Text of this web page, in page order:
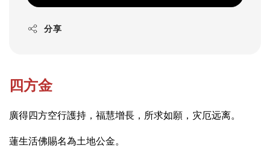
分享
四方金
廣得四方空行護持，福慧增長，所求如願， 灾厄远离。
蓮生活佛賜名為土地公金。